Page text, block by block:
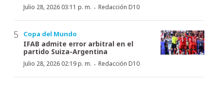
Julio 28, 2026 03:11 p. m. · Redacción D10
Copa del Mundo
IFAB admite error arbitral en el
partido Suiza-Argentina
Julio 28, 2026 02:19 p. m. · Redacción D10